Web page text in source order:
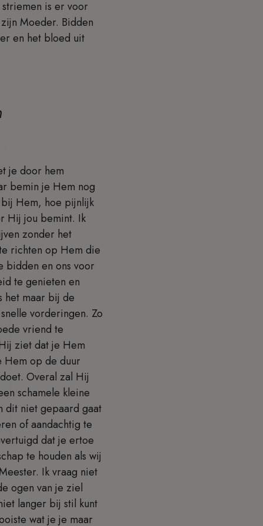
is er voor
Moeder. Bidden
en het bloed uit
je door hem
bemin je Hem nog
Hem, hoe pijnlijk
Hij jou bemint. Ik
zonder het
richten op Hem die
bidden en ons voor
te genieten en
het maar bij de
vorderingen. Zo
vriend te
ziet dat je Hem
Hem op de duur
Overal zal Hij
schamele kleine
dit niet gepaard gaat
of aandachtig te
dat je ertoe
te houden als wij
Ik vraag niet
ogen van je ziel
langer bij stil kunt
wat je je maar